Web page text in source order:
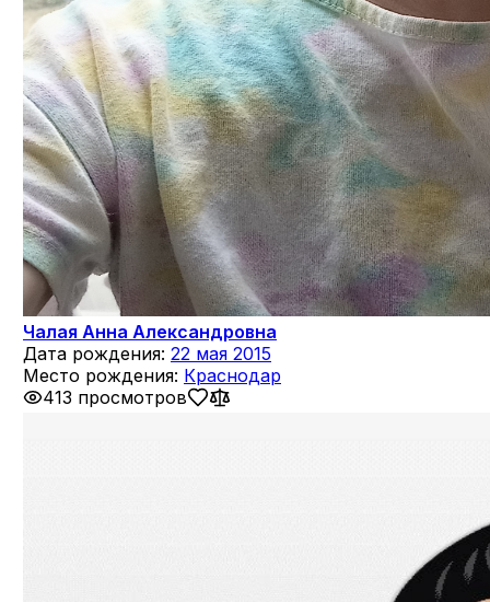
Чалая Анна Александровна
Дата рождения: 22 мая 2015
Место рождения: Краснодар
413 просмотров